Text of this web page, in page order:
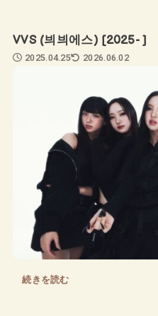
VVS (븨븨에스) [2025- ]
2025.04.25 2026.06.02
続きを読む